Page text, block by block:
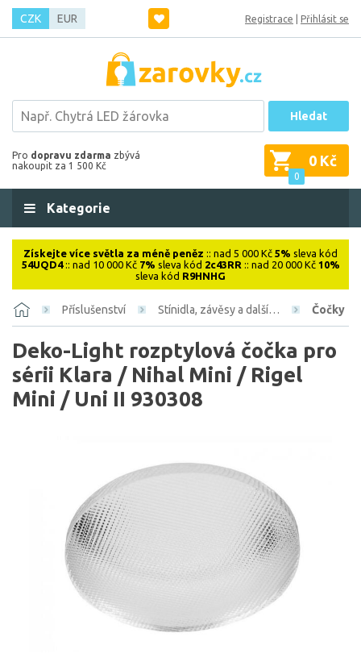
CZK EUR Registrace Přihlásit se
Hledat
Pro dopravu zdarma zbývá
nakoupit za 1 500 Kč
0
0 Kč
Kategorie
Získejte více světla za méně peněz :: nad 5 000 Kč 5% sleva kód
54UQD4:: nad 10 000 Kč 7% sleva kód 2c43RR :: nad 20 000 Kč 10%
sleva kód R9HNHG
Příslušenství Stínidla, závěsy a další… Čočky
Deko-Light rozptylová čočka pro
sérii Klara / Nihal Mini / Rigel
Mini / Uni II 930308